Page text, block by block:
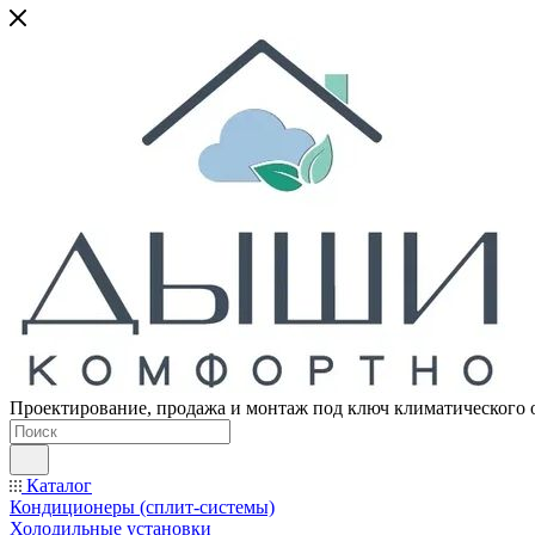
Проектирование, продажа и монтаж под ключ климатического
Каталог
Кондиционеры (сплит-системы)
Холодильные установки